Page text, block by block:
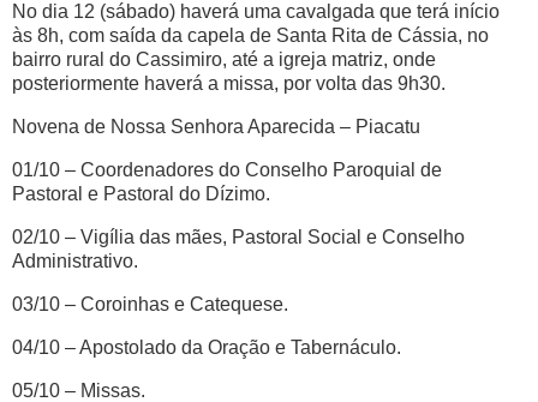
No dia 12 (sábado) haverá uma cavalgada que terá início
às 8h, com saída da capela de Santa Rita de Cássia, no
bairro rural do Cassimiro, até a igreja matriz, onde
posteriormente haverá a missa, por volta das 9h30.
Novena de Nossa Senhora Aparecida – Piacatu
01/10 – Coordenadores do Conselho Paroquial de
Pastoral e Pastoral do Dízimo.
02/10 – Vigília das mães, Pastoral Social e Conselho
Administrativo.
03/10 – Coroinhas e Catequese.
04/10 – Apostolado da Oração e Tabernáculo.
05/10 – Missas.